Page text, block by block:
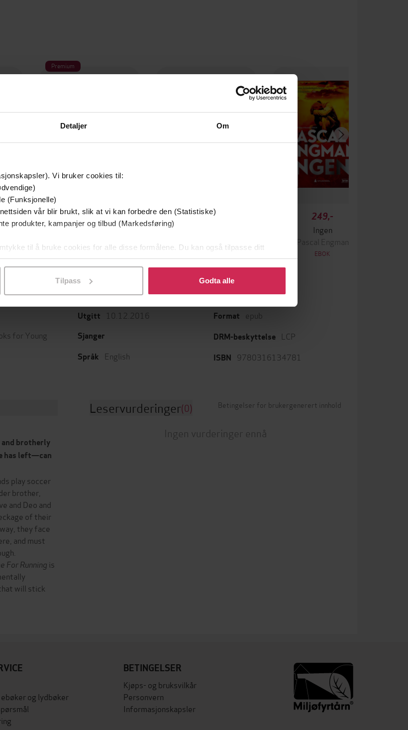
Detaljer Om
Vi bruker cookies til:
(Funksjonelle)
vår blir brukt, slik at vi kan forbedre den (Statistiske)
produkter, kampanjer og tilbud (Markedsføring)
til å bruke cookies for alle disse formålene. Du kan også tilpasse ditt
på «Tilpass». Du kan når som helst trekke tilbake eller endre ditt samtykke.
Tilpass Godta alle
Premium
149,-
En lykkelig familie
349,-
Pascal Engman
249,-
Ingen
Pascal Engman
EBOK
for Young
Utgitt 10.12.2016
Sjanger
Språk
English
Format epub
DRM-beskyttelse LCP
ISBN 9780316134781
and brotherly
has left—can
play soccer
brother,
and Deo and
of their
they face
and must
For Running is
will stick
Leservurderinger(0) Betingelser for brukergenerert innhold
Ingen vurderinger ennå
og lydbøker
BETINGELSER
Kjøps- og bruksvilkår
Personvern
Informasjonskapsler